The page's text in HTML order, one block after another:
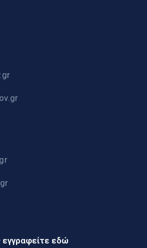
εγγραφείτε εδώ